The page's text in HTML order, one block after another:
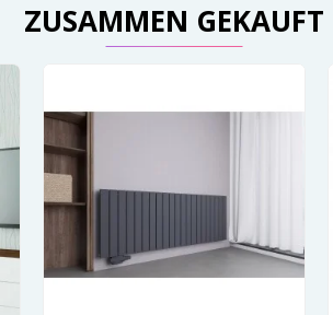
ZUSAMMEN GEKAUFT